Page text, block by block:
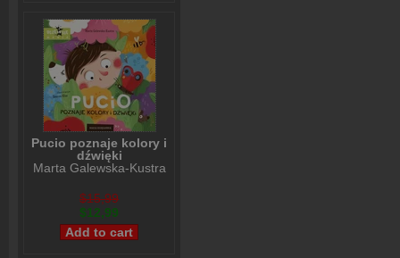
Pucio poznaje kolory i
dźwięki
Marta Galewska-Kustra
$15,99
$12,99